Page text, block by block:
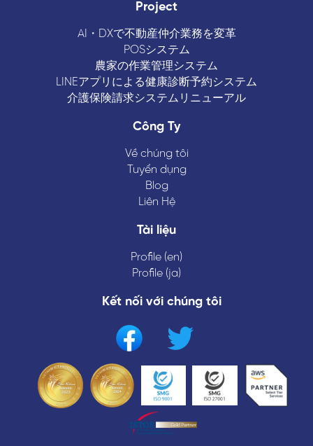
Project
AI・DXで不動産仲介業務を変革
POSシステム
農家の作業管理システム
LINEアプリによる健康診断予約システム
介護保険請求システムリニューアル
Công Ty
Về chúng tôi
Tuyển dụng
Blog
Liên Hệ
Tài liệu
Profile (en)
Profile (ja)
Kết nối với chúng tôi